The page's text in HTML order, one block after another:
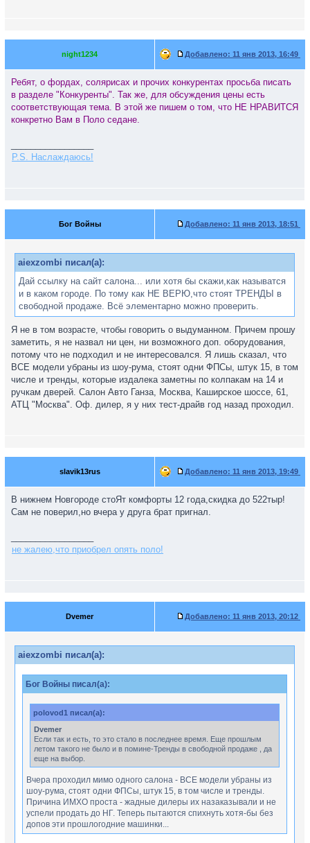
night1234 Добавлено: 11 янв 2013, 16:49
Ребят, о фордах, солярисах и прочих конкурентах просьба писать
в разделе "Конкуренты". Так же, для обсуждения цены есть
соответствующая тема. В этой же пишем о том, что НЕ НРАВИТСЯ
конкретно Вам в Поло седане.
P.S. Наслаждаюсь!
Бог Войны Добавлено: 11 янв 2013, 18:51
aiexzombi писал(а):
Дай ссылку на сайт салона... или хотя бы скажи,как называтся
и в каком городе. По тому как НЕ ВЕРЮ,что стоят ТРЕНДЫ в
свободной продаже. Всё элементарно можно проверить.
Я не в том возрасте, чтобы говорить о выдуманном. Причем прошу
заметить, я не назвал ни цен, ни возможного доп. оборудования,
потому что не подходил и не интересовался. Я лишь сказал, что
ВСЕ модели убраны из шоу-рума, стоят одни ФПСы, штук 15, в том
числе и тренды, которые издалека заметны по колпакам на 14 и
ручкам дверей. Салон Авто Ганза, Москва, Каширское шоссе, 61,
АТЦ "Москва". Оф. дилер, я у них тест-драйв год назад проходил.
slavik13rus Добавлено: 11 янв 2013, 19:49
В нижнем Новгороде стоЯт комфорты 12 года,скидка до 522тыр!
Сам не поверил,но вчера у друга брат пригнал.
не жалею,что приобрел опять поло!
Dvemer Добавлено: 11 янв 2013, 20:12
aiexzombi писал(а):
Бог Войны писал(а):
polovod1 писал(а):
Dvemer
Если так и есть, то это стало в последнее время. Еще прошлым
летом такого не было и в помине-Тренды в свободной продаже , да
еще на выбор.
Вчера проходил мимо одного салона - ВСЕ модели убраны из
шоу-рума, стоят одни ФПСы, штук 15, в том числе и тренды.
Причина ИМХО проста - жадные дилеры их назаказывали и не
успели продать до НГ. Теперь пытаются спихнуть хотя-бы без
допов эти прошлогодние машинки...